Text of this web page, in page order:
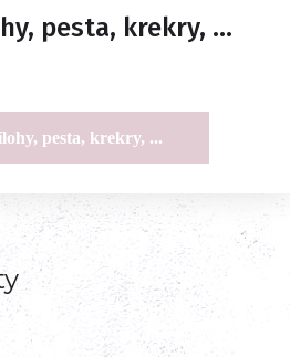
pesta, krekry, ...
pesta, krekry, ...